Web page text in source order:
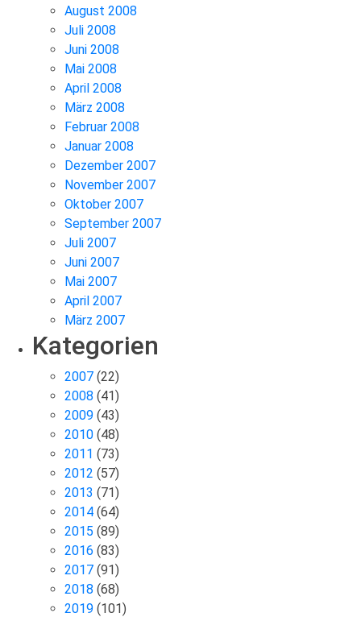
August 2008
Juli 2008
Juni 2008
Mai 2008
April 2008
März 2008
Februar 2008
Januar 2008
Dezember 2007
November 2007
Oktober 2007
September 2007
Juli 2007
Juni 2007
Mai 2007
April 2007
März 2007
Kategorien
2007 (22)
2008 (41)
2009 (43)
2010 (48)
2011 (73)
2012 (57)
2013 (71)
2014 (64)
2015 (89)
2016 (83)
2017 (91)
2018 (68)
2019 (101)